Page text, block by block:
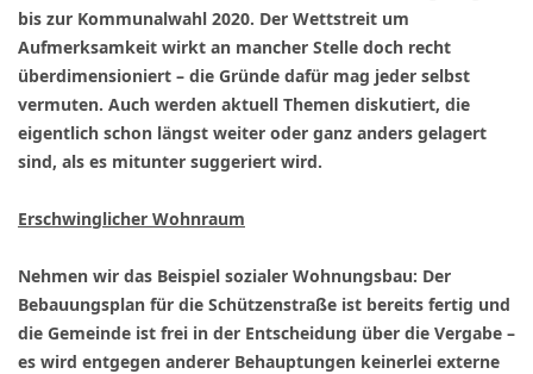
bis zur Kommunalwahl 2020. Der Wettstreit um
Aufmerksamkeit wirkt an mancher Stelle doch recht
überdimensioniert – die Gründe dafür mag jeder selbst
vermuten. Auch werden aktuell Themen diskutiert, die
eigentlich schon längst weiter oder ganz anders gelagert
sind, als es mitunter suggeriert wird.
Erschwinglicher Wohnraum
Nehmen wir das Beispiel sozialer Wohnungsbau: Der
Bebauungsplan für die Schützenstraße ist bereits fertig und
die Gemeinde ist frei in der Entscheidung über die Vergabe –
es wird entgegen anderer Behauptungen keinerlei externe